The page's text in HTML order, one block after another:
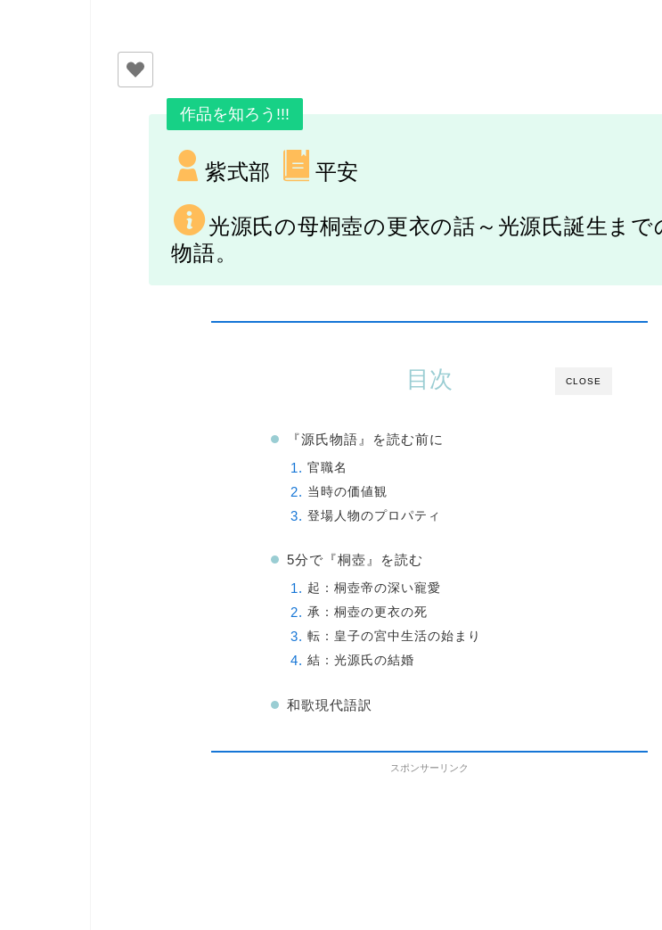
作品を知ろう!!!
紫式部 平安
光源氏の母桐壺の更衣の話～光源氏誕生まで
物語。
CLOSE
目次
『源氏物語』を読む前に
官職名
当時の価値観
登場人物のプロパティ
5分で『桐壺』を読む
起：桐壺帝の深い寵愛
承：桐壺の更衣の死
転：皇子の宮中生活の始まり
結：光源氏の結婚
和歌現代語訳
スポンサーリンク